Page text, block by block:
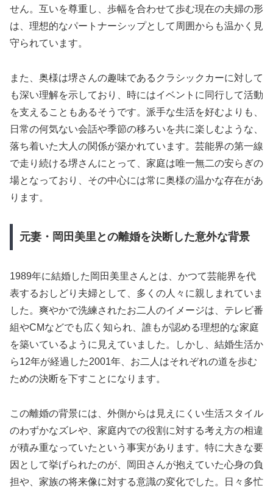
せん。互いを尊重し、歩幅を合わせて歩む現在の夫婦の形
は、理想的なパートナーシップとして周囲からも温かく見
守られています。
また、奥様は堺さんの趣味であるクラシックカーに対して
も深い理解を示しており、時にはイベントに同行して活動
を支えることもあるそうです。派手な生活を好むよりも、
日常の何気ない会話や季節の移ろいを共に楽しむような、
落ち着いた大人の関係が築かれています。芸能界の第一線
で走り続ける堺さんにとって、家庭は唯一無二の安らぎの
場となっており、その中心には常に奥様の温かな存在があ
ります。
元妻・岡田美里との離婚を決断した意外な背景
1989年に結婚した岡田美里さんとは、かつて芸能界を代
表するおしどり夫婦として、多くの人々に親しまれていま
した。爽やかで洗練されたお二人のイメージは、テレビ番
組やCMなどでも広く知られ、誰もが認める理想的な家庭
を築いているように見えていました。しかし、結婚生活か
ら12年が経過した2001年、お二人はそれぞれの道を歩む
ための決断を下すことになります。
この離婚の背景には、外側からは見えにくい生活スタイル
のわずかなズレや、家庭内での役割に対する考え方の相違
が積み重なっていたという事実があります。特に大きな要
因として挙げられたのが、岡田さんが抱えていた心身の負
担や、家族の将来像に対する意識の変化でした。日々多忙